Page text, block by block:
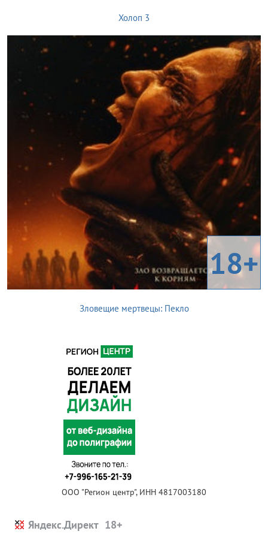
Холоп 3
18+
Зловещие мертвецы: Пекло
ООО "Регион центр", ИНН 4817003180
Яндекс.Директ